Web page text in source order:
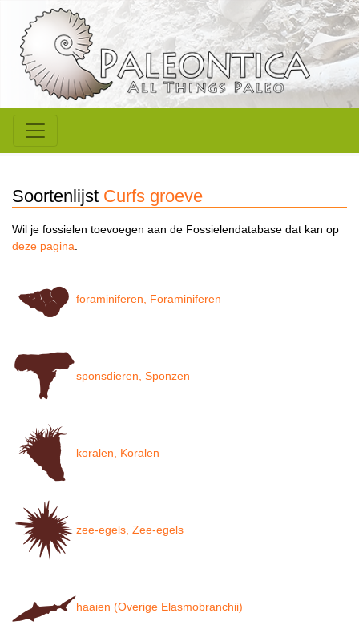
Soortenlijst Curfs groeve
Wil je fossielen toevoegen aan de Fossielendatabase dat kan op
deze pagina.
foraminiferen, Foraminiferen
sponsdieren, Sponzen
koralen, Koralen
zee-egels, Zee-egels
haaien (Overige Elasmobranchii)